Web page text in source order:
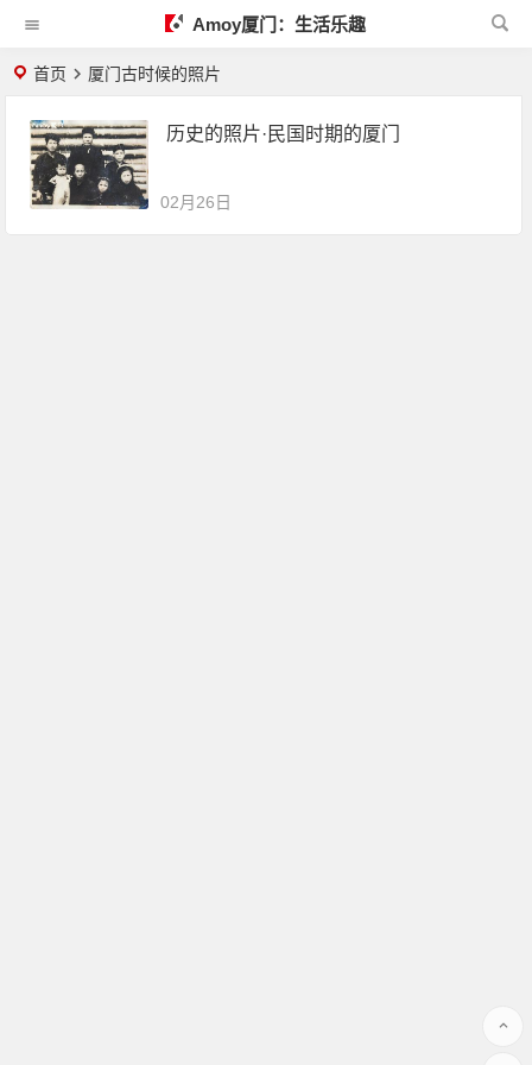
Amoy厦门：生活乐趣
首页 厦门古时候的照片
历史的照片·民国时期的厦门
02月26日